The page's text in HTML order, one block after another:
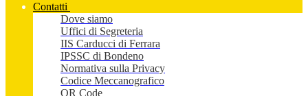
Contatti
Dove siamo
Uffici di Segreteria
IIS Carducci di Ferrara
IPSSC di Bondeno
Normativa sulla Privacy
Codice Meccanografico
QR Code